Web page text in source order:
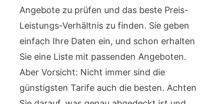
Angebote zu prüfen und das beste Preis-
Leistungs-Verhältnis zu finden. Sie geben
einfach Ihre Daten ein, und schon erhalten
Sie eine Liste mit passenden Angeboten.
Aber Vorsicht: Nicht immer sind die
günstigsten Tarife auch die besten. Achten